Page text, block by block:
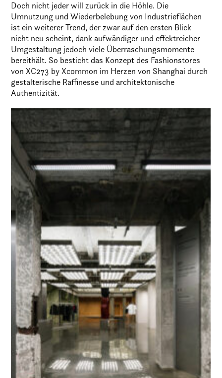
Doch nicht jeder will zurück in die Höhle. Die
Umnutzung und Wiederbelebung von Industrieflächen
ist ein weiterer Trend, der zwar auf den ersten Blick
nicht neu scheint, dank aufwändiger und effektreicher
Umgestaltung jedoch viele Überraschungsmomente
bereithält. So besticht das Konzept des Fashionstores
von XC273 by Xcommon im Herzen von Shanghai durch
gestalterische Raffinesse und architektonische
Authentizität.